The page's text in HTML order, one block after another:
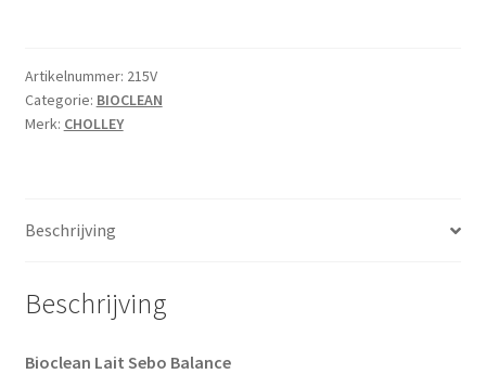
Artikelnummer: 215V
Categorie: BIOCLEAN
Merk: CHOLLEY
Beschrijving
Beschrijving
Bioclean Lait Sebo Balance